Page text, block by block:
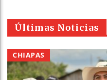
Últimas Noticias
CHIAPAS